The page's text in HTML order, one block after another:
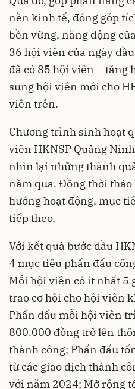
nền kinh tế, đóng góp
bền vững, năng động
36 hội viên của ngày
đã có 85 hội viên – tăng
sung hội viên mới cho
viên trên.
Chương trình sinh hoạt
viên HKNSP Quảng
nhìn lại những thành
năm qua. Đồng thời
hướng hoạt động, mục
tiếp theo.
Với kết quả bước đầu
4 mục tiêu phấn đấu
Mỗi hội viên có ít nhất 5
trao cơ hội cho hội viên
Phấn đấu mỗi hội viên
800.000 đồng trở lên
thành công; Phấn đấu
từ các giao dịch thành
với năm 2024; Mở rộng